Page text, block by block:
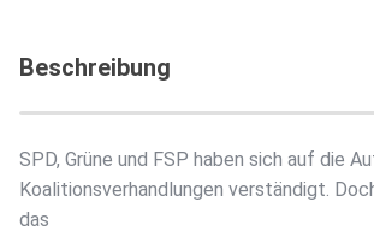
Beschreibung
SPD, Grüne und FSP haben sich auf die
Koalitionsverhandlungen verständigt.
das